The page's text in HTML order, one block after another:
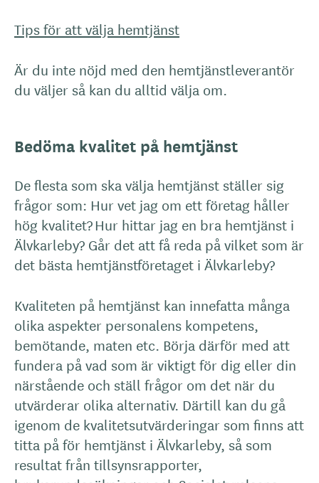
Tips för att välja hemtjänst
Är du inte nöjd med den hemtjänstleverantör
du väljer så kan du alltid välja om.
Bedöma kvalitet på hemtjänst
De flesta som ska välja hemtjänst ställer sig
frågor som: Hur vet jag om ett företag håller
hög kvalitet? Hur hittar jag en bra hemtjänst i
Älvkarleby? Går det att få reda på vilket som är
det bästa hemtjänstföretaget i Älvkarleby?
Kvaliteten på hemtjänst kan innefatta många
olika aspekter personalens kompetens,
bemötande, maten etc. Börja därför med att
fundera på vad som är viktigt för dig eller din
närstående och ställ frågor om det när du
utvärderar olika alternativ. Därtill kan du gå
igenom de kvalitetsutvärderingar som finns att
titta på för hemtjänst i Älvkarleby, så som
resultat från tillsynsrapporter,